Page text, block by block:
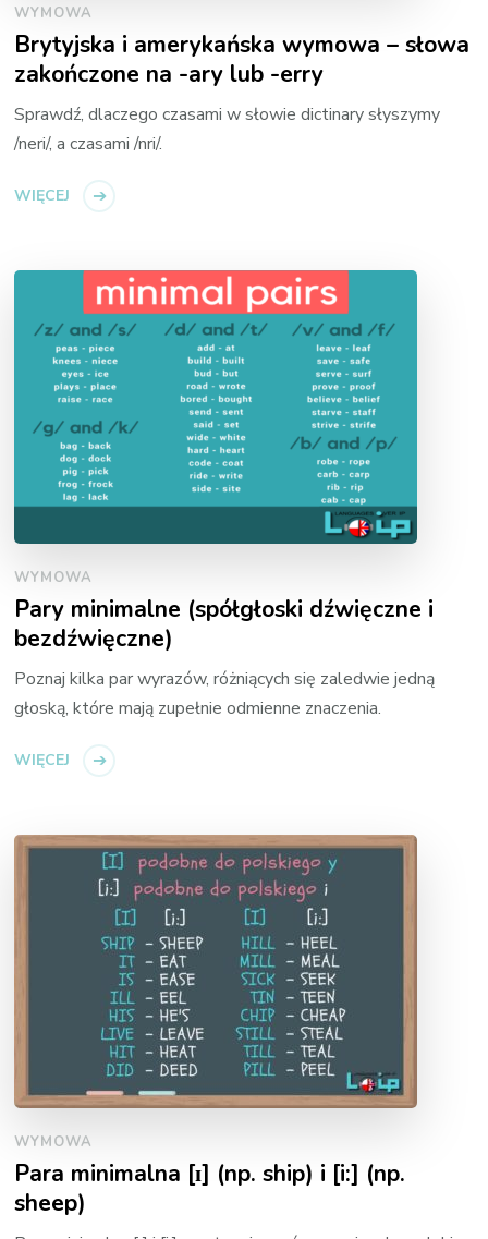
WYMOWA
Brytyjska i amerykańska wymowa – słowa
zakończone na -ary lub -erry
Sprawdź, dlaczego czasami w słowie dictinary słyszymy
/neri/, a czasami /nri/.
WIĘCEJ
WYMOWA
Pary minimalne (spółgłoski dźwięczne i
bezdźwięczne)
Poznaj kilka par wyrazów, różniących się zaledwie jedną
głoską, które mają zupełnie odmienne znaczenia.
WIĘCEJ
WYMOWA
Para minimalna [ɪ] (np. ship) i [i:] (np.
sheep)